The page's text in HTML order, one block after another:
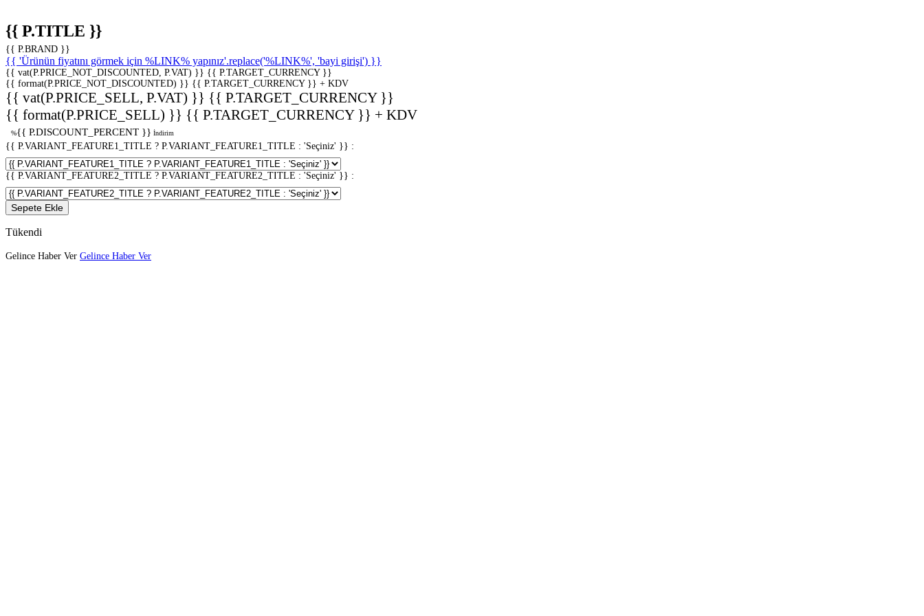
{{ P.TITLE }}
{{ P.BRAND }}
{{ 'Ürünün fiyatını görmek için %LINK% yapınız'.replace('%LINK%', 'bayi girişi') }}
{{ vat(P.PRICE_NOT_DISCOUNTED, P.VAT) }} {{ P.TARGET_CURRENCY }}
{{ format(P.PRICE_NOT_DISCOUNTED) }} {{ P.TARGET_CURRENCY }} + KDV
{{ vat(P.PRICE_SELL, P.VAT) }} {{ P.TARGET_CURRENCY }}
{{ format(P.PRICE_SELL) }} {{ P.TARGET_CURRENCY }} + KDV
%{{ P.DISCOUNT_PERCENT }} İndirim
{{ P.VARIANT_FEATURE1_TITLE ? P.VARIANT_FEATURE1_TITLE : 'Seçiniz' }} :
{{ P.VARIANT_FEATURE2_TITLE ? P.VARIANT_FEATURE2_TITLE : 'Seçiniz' }} :
Sepete Ekle
Tükendi
Gelince Haber Ver Gelince Haber Ver